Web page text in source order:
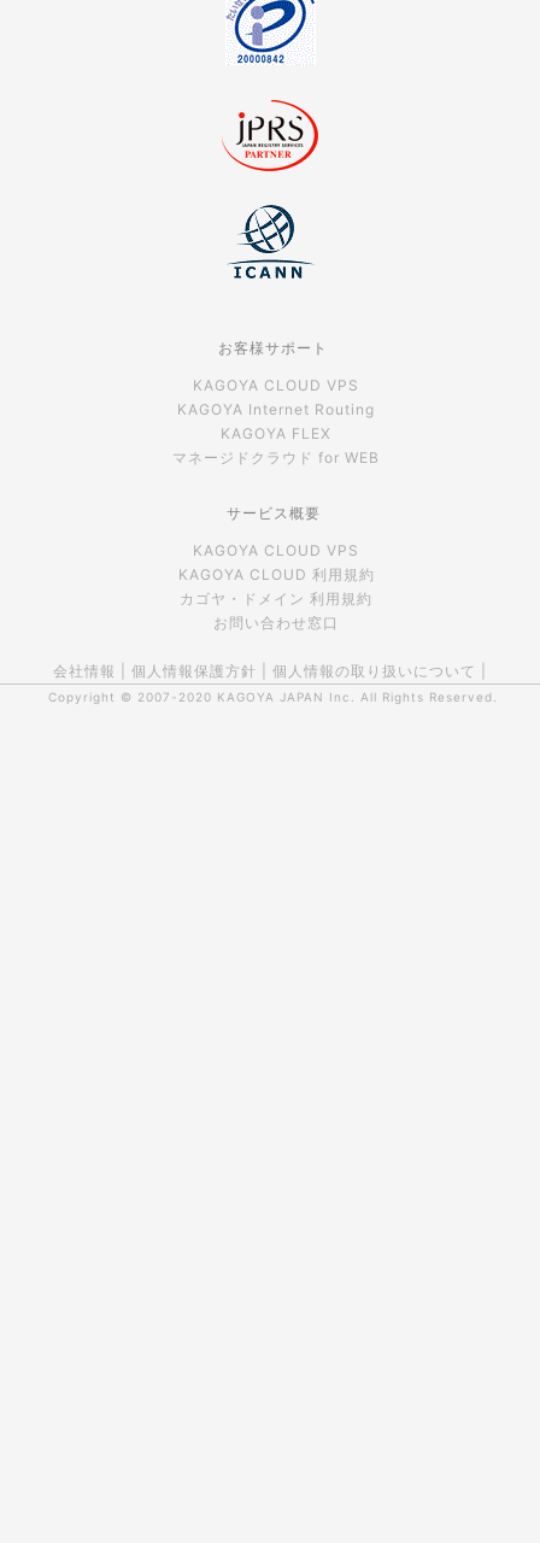
お客様サポート
KAGOYA CLOUD VPS
KAGOYA Internet Routing
KAGOYA FLEX
マネージドクラウド for WEB
サービス概要
KAGOYA CLOUD VPS
KAGOYA CLOUD 利用規約
カゴヤ・ドメイン 利用規約
お問い合わせ窓口
会社情報 個人情報保護方針 個人情報の取り扱いについて
Copyright © 2007-2020 KAGOYA JAPAN Inc. All Rights Reserved.